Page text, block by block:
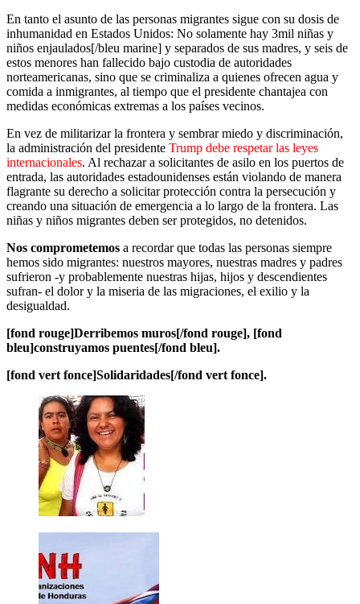
En tanto el asunto de las personas migrantes sigue con su dosis de
inhumanidad en Estados Unidos: No solamente hay 3mil niñas y
niños enjaulados[/bleu marine] y separados de sus madres, y seis de
estos menores han fallecido bajo custodia de autoridades
norteamericanas, sino que se criminaliza a quienes ofrecen agua y
comida a inmigrantes, al tiempo que el presidente chantajea con
medidas económicas extremas a los países vecinos.
En vez de militarizar la frontera y sembrar miedo y discriminación,
la administración del presidente Trump debe respetar las leyes
internacionales. Al rechazar a solicitantes de asilo en los puertos de
entrada, las autoridades estadounidenses están violando de manera
flagrante su derecho a solicitar protección contra la persecución y
creando una situación de emergencia a lo largo de la frontera. Las
niñas y niños migrantes deben ser protegidos, no detenidos.
Nos comprometemos a recordar que todas las personas siempre
hemos sido migrantes: nuestros mayores, nuestras madres y padres
sufrieron -y probablemente nuestras hijas, hijos y descendientes
sufran- el dolor y la miseria de las migraciones, el exilio y la
desigualdad.
[fond rouge]Derribemos muros[/fond rouge], [fond
bleu]construyamos puentes[/fond bleu].
[fond vert fonce]Solidaridades[/fond vert fonce].